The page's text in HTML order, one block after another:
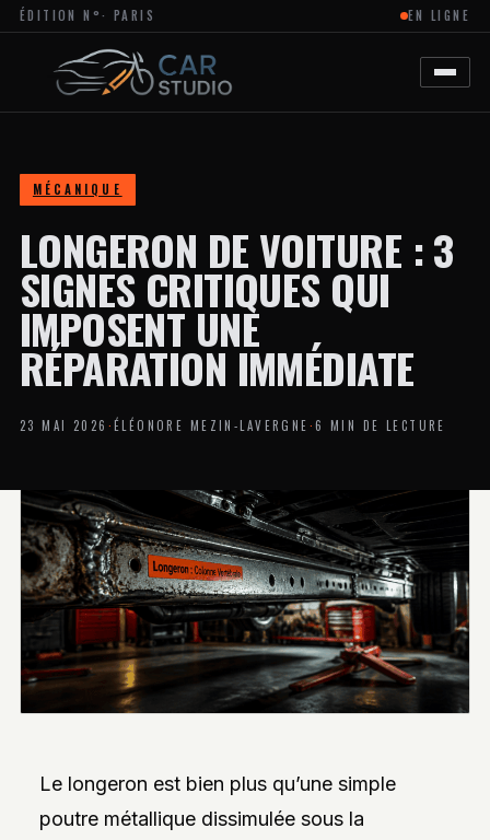
ÉDITION N°
MAGAZINE
DÉDIÉ
L’ACTUALITÉ
AUTOMOBILE
ET
MOTO,
PERSONNALISATION
ET
AUX
TENDANCES
CRÉATIVES
DANS
L’UNIVERS
LE
DES
INTERVIEWS
EXCLUSIVES
DE
DESIGNERS,
DES
REPORTAGES
PHOTO
INSPIRANTS,
DES
ANALYSES
DE
NOUVEAUTÉS
SUR
DANS
· PARIS EN LIGNE
MÉCANIQUE
LONGERON DE VOITURE : 3
SIGNES CRITIQUES QUI
IMPOSENT UNE
RÉPARATION IMMÉDIATE
23 MAI 2026 ·ÉLÉONORE MEZIN-LAVERGNE·6 MIN DE LECTURE
Le longeron est bien plus qu’une simple
poutre métallique dissimulée sous la